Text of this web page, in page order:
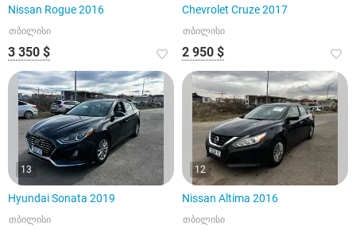
Nissan Rogue 2016
თბილისი
3 350 $
Chevrolet Cruze 2017
თბილისი
2 950 $
13
Hyundai Sonata 2019
თბილისი
12
Nissan Altima 2016
თბილისი